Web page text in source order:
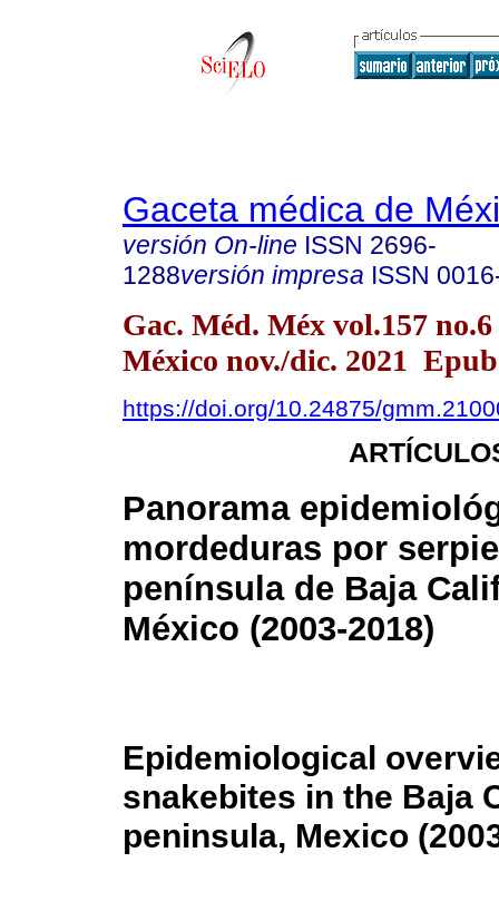
Gaceta médica de
versión On-line ISSN 2696-
1288versión impresa ISSN
Gac. Méd. Méx vol.157
México nov./dic. 2021
https://doi.org/10.24875/
Panorama
mordeduras por
península de Baja
México (2003-2018)
Epidemiological
snakebites in the Baja
peninsula, Mexico